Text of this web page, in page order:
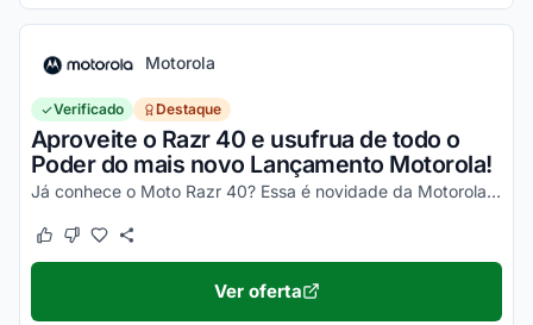
Motorola
Verificado Destaque
Aproveite o Razr 40 e usufrua de todo o
Poder do mais novo Lançamento Motorola!
Já conhece o Moto Razr 40? Essa é novidade da Motorola, um celular impecável, com um desempenho incrível e que ainda dobra! Não perca a chance de garantir o seu e aproveite os desc...
Este cupom funcionou
Este cupom não funcionou
Ver oferta